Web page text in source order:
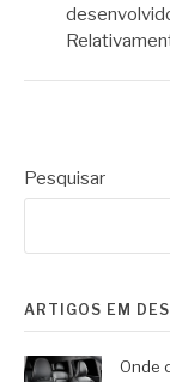
Pesquisar
ARTIGOS EM
Onde